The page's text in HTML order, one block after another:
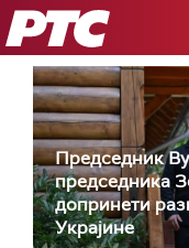
РТС
Председник
председника
допринети
Украјине